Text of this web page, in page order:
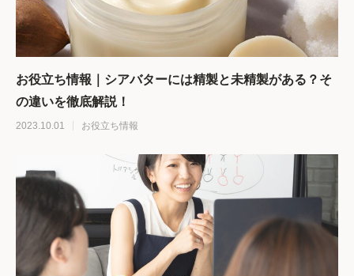
お役立ち情報｜シアバターには精製と未精製がある？そ
の違いを徹底解説！
2023.10.01 お役立ち情報